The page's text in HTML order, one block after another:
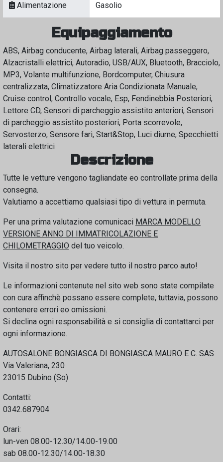
Alimentazione Gasolio
Equipaggiamento
ABS, Airbag conducente, Airbag laterali, Airbag passeggero,
Alzacristalli elettrici, Autoradio, USB/AUX, Bluetooth, Bracciolo,
MP3, Volante multifunzione, Bordcomputer, Chiusura
centralizzata, Climatizzatore Aria Condizionata Manuale,
Cruise control, Controllo vocale, Esp, Fendinebbia Posteriori,
Lettore CD, Sensori di parcheggio assistito anteriori, Sensori
di parcheggio assistito posteriori, Porta scorrevole,
Servosterzo, Sensore fari, Start&Stop, Luci diurne, Specchietti
laterali elettrici
Descrizione
Tutte le vetture vengono tagliandate eo controllate prima della
consegna.
Valutiamo a accettiamo qualsiasi tipo di vettura in permuta.
Per una prima valutazione comunicaci MARCA MODELLO
VERSIONE ANNO DI IMMATRICOLAZIONE E
CHILOMETRAGGIO del tuo veicolo.
Visita il nostro sito per vedere tutto il nostro parco auto!
Le informazioni contenute nel sito web sono state compilate
con cura affinchè possano essere complete, tuttavia, possono
contenere errori eo omissioni.
Si declina ogni responsabilità e si consiglia di contattarci per
ogni informazione.
AUTOSALONE BONGIASCA DI BONGIASCA MAURO E C. SAS
Via Valeriana, 230
23015 Dubino (So)
Contatti:
0342.687904
Orari:
lun-ven 08.00-12.30/14.00-19.00
sab 08.00-12.30/14.00-18.30